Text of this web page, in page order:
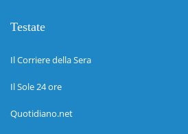
Testate
Il Corriere della Sera
Il Sole 24 ore
Quotidiano.net